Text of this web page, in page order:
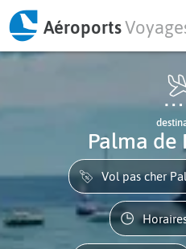
Aéroports
Palma
Vol pas cher